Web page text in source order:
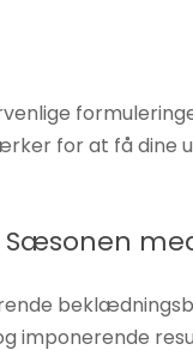
for at få dine
imponerende